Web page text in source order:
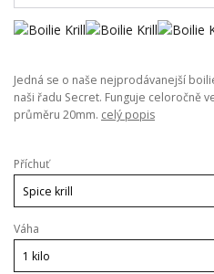
Jedná se o naše nejprodávanejší
naši řadu Secret. Funguje celoročně
průměru 20mm. celý popis
Příchuť
Váha